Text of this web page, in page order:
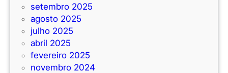
setembro 2025
agosto 2025
julho 2025
abril 2025
fevereiro 2025
novembro 2024